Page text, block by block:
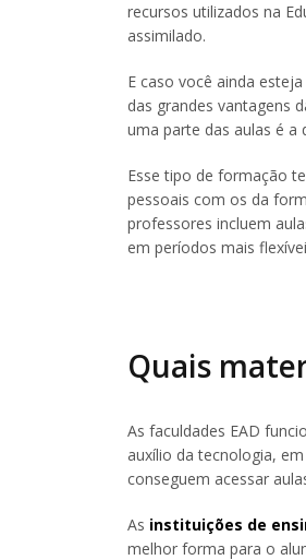
recursos utilizados na
assimilado.
E caso você ainda
das grandes vantagens
uma parte das aulas é a
Esse tipo de formação
pessoais com os da
professores incluem
em períodos mais
Quais
As faculdades EAD
auxílio da tecnologia,
conseguem acessar
As instituições de
melhor forma para o